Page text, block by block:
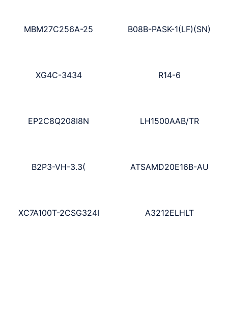
MBM27C256A-25 B08B-PASK-1(LF)(SN)
XG4C-3434 R14-6
EP2C8Q208I8N LH1500AAB/TR
B2P3-VH-3.3( ATSAMD20E16B-AU
XC7A100T-2CSG324I A3212ELHLT